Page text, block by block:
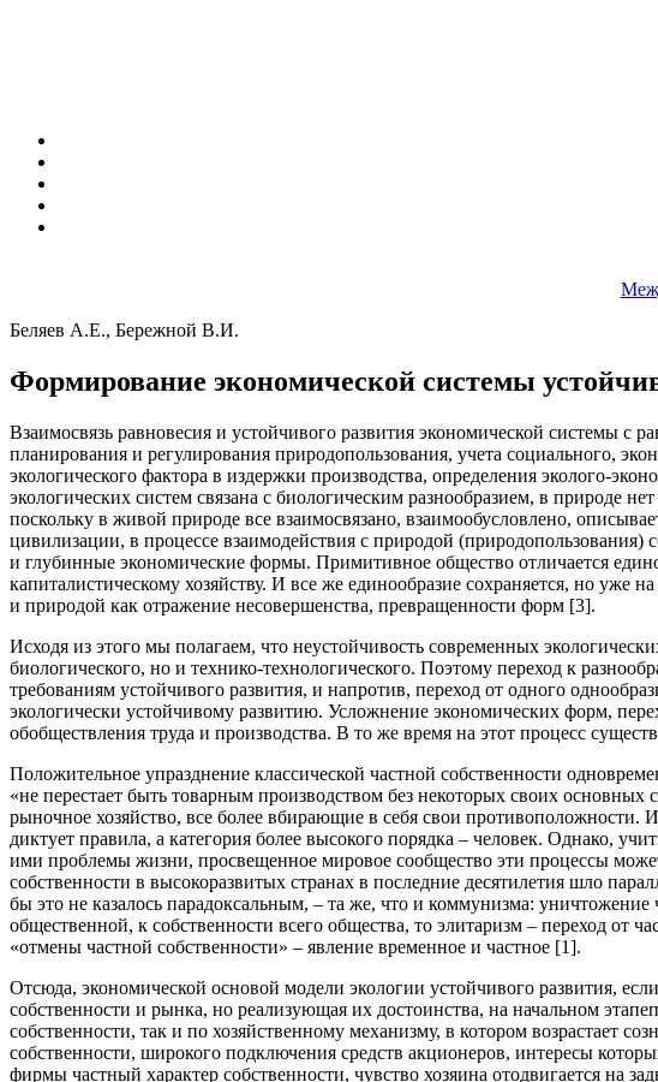
Беляев А.Е., Бережной В.И.
Формирование экономической системы
Взаимосвязь равновесия и устойчивого развития экономической системы
планирования и регулирования природопользования, учета социального,
экологического фактора в издержки производства, определения эколого-
экологических систем связана с биологическим разнообразием, в природе
поскольку в живой природе все взаимосвязано, взаимообусловлено,
цивилизации, в процессе взаимодействия с природой (природопользования)
и глубинные экономические формы. Примитивное общество отличается
капиталистическому хозяйству. И все же единообразие сохраняется, но
и природой как отражение несовершенства, превращенности форм [3].
Исходя из этого мы полагаем, что неустойчивость современных
биологического, но и технико-технологического. Поэтому переход к
требованиям устойчивого развития, и напротив, переход от одного
экологически устойчивому развитию. Усложнение экономических форм,
обобществления труда и производства. В то же время на этот процесс
Положительное упразднение классической частной собственности
«не перестает быть товарным производством без некоторых своих
рыночное хозяйство, все более вбирающие в себя свои противоположности.
диктует правила, а категория более высокого порядка – человек. Однако,
ими проблемы жизни, просвещенное мировое сообщество эти процессы
собственности в высокоразвитых странах в последние десятилетия шло
бы это не казалось парадоксальным, – та же, что и коммунизма:
общественной, к собственности всего общества, то элитаризм – переход от
«отмены частной собственности» – явление временное и частное [1].
Отсюда, экономической основой модели экологии устойчивого развития,
собственности и рынка, но реализующая их достоинства, на начальном этапе
собственности, так и по хозяйственному механизму, в котором возрастает
собственности, широкого подключения средств акционеров, интересы
фирмы частный характер собственности, чувство хозяина отодвигается на